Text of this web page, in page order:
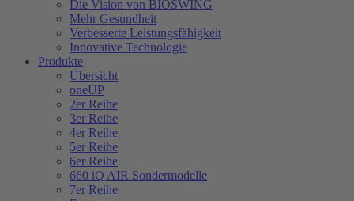
Die Vision von BIOSWING
Mehr Gesundheit
Verbesserte Leistungsfähigkeit
Innovative Technologie
Produkte
Übersicht
oneUP
2er Reihe
3er Reihe
4er Reihe
5er Reihe
6er Reihe
660 iQ AIR Sondermodelle
7er Reihe